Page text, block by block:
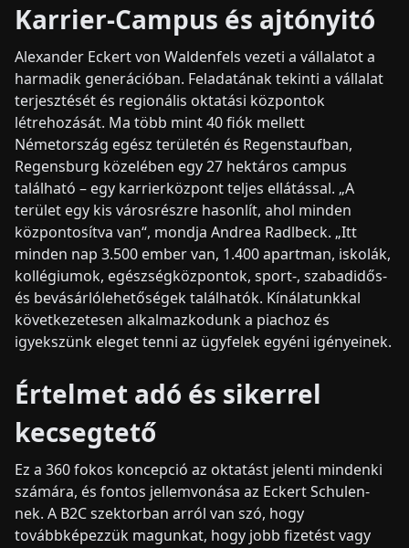
Karrier-Campus és ajtónyitó
Alexander Eckert von Waldenfels vezeti a vállalatot a
harmadik generációban. Feladatának tekinti a vállalat
terjesztését és regionális oktatási központok
létrehozását. Ma több mint 40 fiók mellett
Németország egész területén és Regenstaufban,
Regensburg közelében egy 27 hektáros campus
található – egy karrierközpont teljes ellátással. „A
terület egy kis városrészre hasonlít, ahol minden
központosítva van“, mondja Andrea Radlbeck. „Itt
minden nap 3.500 ember van, 1.400 apartman, iskolák,
kollégiumok, egészségközpontok, sport-, szabadidős-
és bevásárlólehetőségek találhatók. Kínálatunkkal
következetesen alkalmazkodunk a piachoz és
igyekszünk eleget tenni az ügyfelek egyéni igényeinek.
Értelmet adó és sikerrel
kecsegtető
Ez a 360 fokos koncepció az oktatást jelenti mindenki
számára, és fontos jellemvonása az Eckert Schulen-
nek. A B2C szektorban arról van szó, hogy
továbbképezzük magunkat, hogy jobb fizetést vagy